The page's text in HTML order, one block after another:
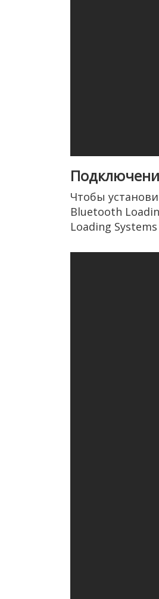
Чтобы
Bluetooth
Loading